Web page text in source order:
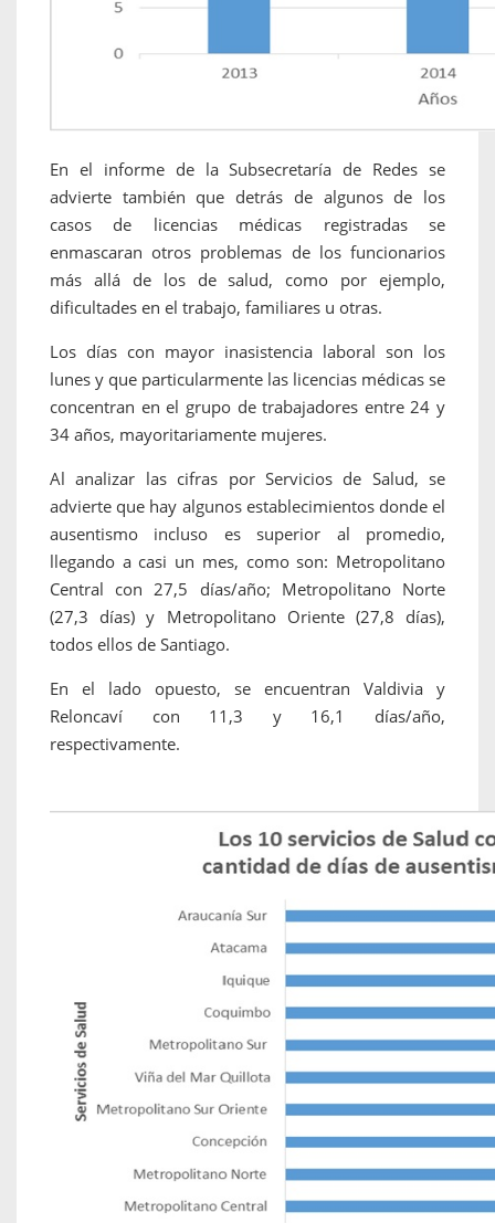
En el informe de la Subsecretaría de Redes se
advierte también que detrás de algunos de los
casos de licencias médicas registradas se
enmascaran otros problemas de los funcionarios
más allá de los de salud, como por ejemplo,
dificultades en el trabajo, familiares u otras.
Los días con mayor inasistencia laboral son los
lunes y que particularmente las licencias médicas se
concentran en el grupo de trabajadores entre 24 y
34 años, mayoritariamente mujeres.
Al analizar las cifras por Servicios de Salud, se
advierte que hay algunos establecimientos donde el
ausentismo incluso es superior al promedio,
llegando a casi un mes, como son: Metropolitano
Central con 27,5 días/año; Metropolitano Norte
(27,3 días) y Metropolitano Oriente (27,8 días),
todos ellos de Santiago.
En el lado opuesto, se encuentran Valdivia y
Reloncaví con 11,3 y 16,1 días/año,
respectivamente.